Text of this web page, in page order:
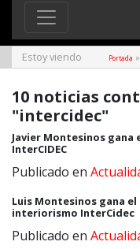
Estoy viendo Portada »
10 noticias
"intercidec"
Javier Montesinos gana
InterCIDEC
Publicado en
Luis Montesinos gana
interiorismo InterCidec
Publicado en